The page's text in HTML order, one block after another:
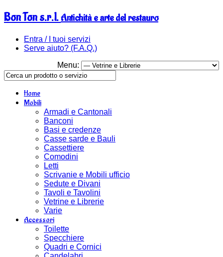
Bon Ton s.r.l.Antichità e arte del restauro
Entra / I tuoi servizi
Serve aiuto? (F.A.Q.)
Menu:
Home
Mobili
Armadi e Cantonali
Banconi
Basi e credenze
Casse sarde e Bauli
Cassettiere
Comodini
Letti
Scrivanie e Mobili ufficio
Sedute e Divani
Tavoli e Tavolini
Vetrine e Librerie
Varie
Accessori
Toilette
Specchiere
Quadri e Cornici